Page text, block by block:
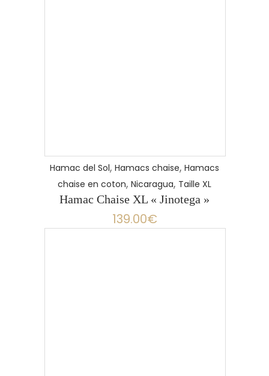
Hamac del Sol, Hamacs chaise, Hamacs
chaise en coton, Nicaragua, Taille XL
Hamac Chaise XL « Jinotega »
139.00€